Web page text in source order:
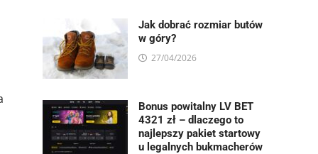
Jak dobrać rozmiar butów
w góry?
27/04/2026
Bonus powitalny LV BET
4321 zł – dlaczego to
najlepszy pakiet startowy
u legalnych bukmacherów